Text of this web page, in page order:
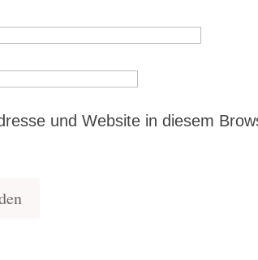
und Website in diesem